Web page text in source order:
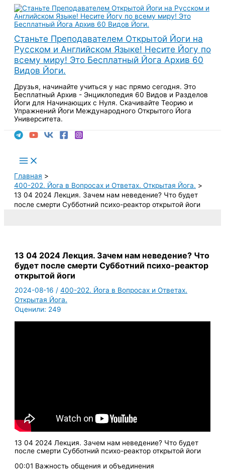
Перейти
содержимому
Станьте Преподавателем Открытой Йоги на
Русском и Английском Языке! Несите Йогу по
всему миру! Это Бесплатный Йога Архив 60
Видов Йоги.
Друзья, начинайте учиться у нас прямо сегодня. Это
Бесплатный Архив - Энциклопедия 60 Видов и Разделов
Йоги для Начинающих с Нуля. Скачивайте Теорию и
Упражнений Йоги Международного Открытого Йога
Университета.
Main
Menu
Главная
400-202. Йога в Вопросах и Ответах. Открытая Йога.
13 04 2024 Лекция. Зачем нам неведение? Что будет
после смерти Субботний психо-реактор открытой йоги
13 04 2024 Лекция. Зачем нам неведение? Что
будет после смерти Субботний психо-реактор
открытой йоги
2024-08-16/400-202. Йога в Вопросах и Ответах.
Открытая Йога.
Оценили: 249
13 04 2024 Лекция. Зачем нам неведение? Что будет
после смерти Субботний психо-реактор открытой йоги
00:01 Важность общения и объединения